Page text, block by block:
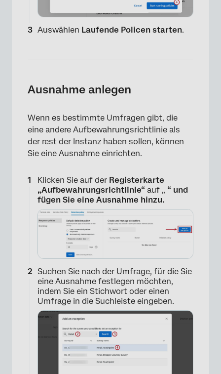
×
Auswählen Laufende Policen starten.
Ausnahme anlegen
Wenn es bestimmte Umfragen gibt, die
eine andere Aufbewahrungsrichtlinie als
der rest der Instanz haben sollen, können
Sie eine Ausnahme einrichten.
Klicken Sie auf der Registerkarte
„Aufbewahrungsrichtlinie“ auf „ “ und
fügen Sie eine Ausnahme hinzu.
Suchen Sie nach der Umfrage, für die Sie
eine Ausnahme festlegen möchten,
indem Sie ein Stichwort oder einen
Umfrage in die Suchleiste eingeben.